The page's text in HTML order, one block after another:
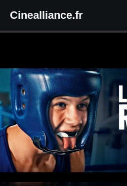
Cinealliance.fr